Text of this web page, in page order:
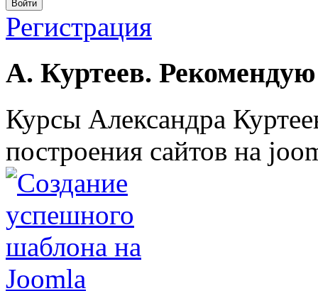
Войти
Регистрация
А. Куртеев.
Курсы Александра
построения сайтов на